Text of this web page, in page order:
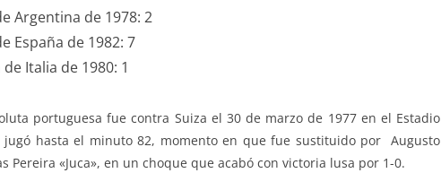
Argentina de 1978: 2
España de 1982: 7
Italia de 1980: 1
portuguesa fue contra Suiza el 30 de marzo de 1977 en el Estadio
jugó hasta el minuto 82, momento en que fue sustituido por Augusto
Pereira «Juca», en un choque que acabó con victoria lusa por 1-0.